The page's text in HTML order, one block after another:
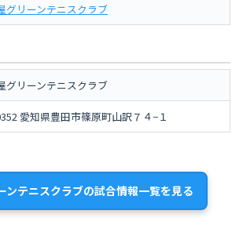
グリーンテニスクラブ
グリーンテニスクラブ
愛知県豊田市篠原町山訳７４−１
ンテニスクラブの試合情報一覧を見る